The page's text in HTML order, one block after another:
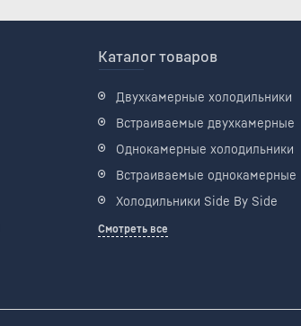
Каталог товаров
Двухкамерные холодильники
Встраиваемые двухкамерные
Однокамерные холодильники
Встраиваемые однокамерные
Холодильники Side By Side
Смотреть все